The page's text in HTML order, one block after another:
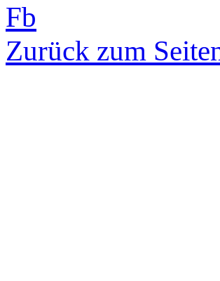
Fb
Zurück zum